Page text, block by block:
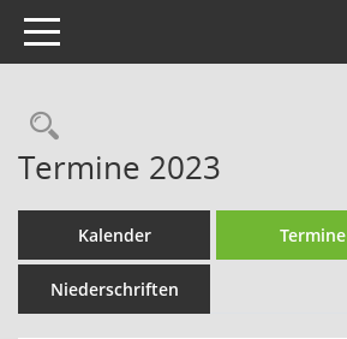
Toggle navigation
Rechercheauswahl
Termine 2023
Kalender Termine
Niederschriften